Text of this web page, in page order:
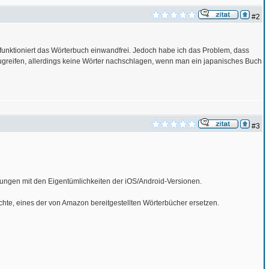
#2
das Wörterbuch einwandfrei. Jedoch habe ich das Problem, dass
allerdings keine Wörter nachschlagen, wenn man ein japanisches Buch
#3
mit den Eigentümlichkeiten der iOS/Android-Versionen.
eines der von Amazon bereitgestellten Wörterbücher ersetzen.